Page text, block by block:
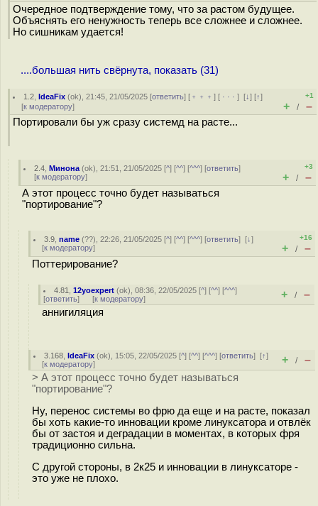
Очередное подтверждение тому, что за растом будущее.
Объяснять его ненужность теперь все сложнее и сложнее.
Но сишникам удается!
....большая нить свёрнута, показать (31)
1.2 ,IdeaFix (ok), 21:45, 21/05/2025 [ответить] [ ﹢﹢﹢] [ · · ·][↓] [↑]
[к модератору]
+1
+ / –
Портировали бы уж сразу системд на расте...
2.4 ,Минона (ok), 21:51, 21/05/2025 [^] [^^] [^^^] [ответить]
[к модератору]
+3
+ / –
А этот процесс точно будет называться
"портирование"?
3.9 ,name (??), 22:26, 21/05/2025 [^] [^^] [^^^] [ответить][↓]
[к модератору]
+16
+ / –
Поттерирование?
4.81 ,12yoexpert (ok), 08:36, 22/05/2025 [^] [^^] [^^^]
[ответить] [к модератору] + / –
аннигиляция
3.168 ,IdeaFix (ok), 15:05, 22/05/2025 [^] [^^] [^^^] [ответить][↑]
[к модератору] + / –
> А этот процесс точно будет называться
"портирование"?
Ну, перенос системы во фрю да еще и на расте, показал
бы хоть какие-то инновации кроме линуксатора и отвлёк
бы от застоя и деградации в моментах, в которых фря
традиционно сильна.
С другой стороны, в 2к25 и инновации в линуксаторе -
это уже не плохо.